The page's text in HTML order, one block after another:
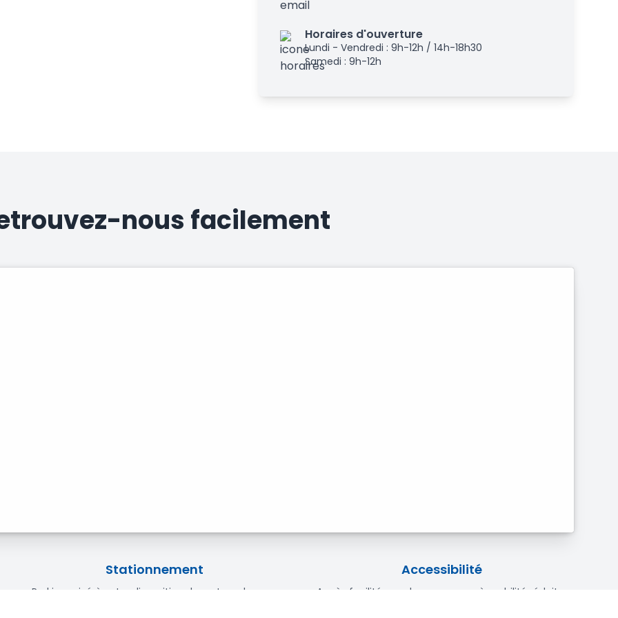
Horaires d'ouverture
Lundi - Vendredi : 9h-12h / 14h-18h30
Samedi : 9h-12h
nous facilement
Stationnement
Parking privé à votre disposition devant nos locaux.
Accessibilité
Accès facilité pour les personnes à mobilité réduite.